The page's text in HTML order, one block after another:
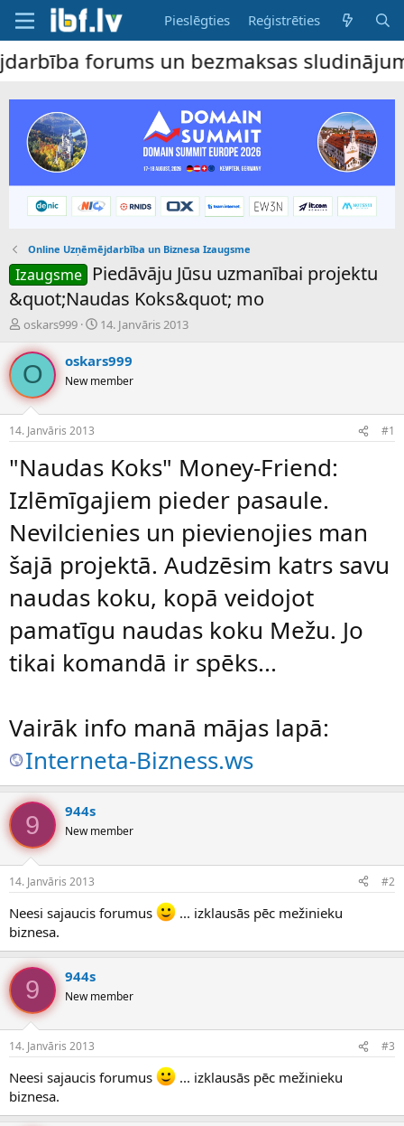
Pieslēgties Reģistrēties
forums un bezmaksas sludinājumu
Online Uzņēmējdarbība un Biznesa Izaugsme
Izaugsme
Piedāvāju Jūsu uzmanībai projektu
&quot;Naudas Koks&quot; mo
P
v
e
d
i
n
u
s
c
j
oskars999
S
k
m
a
u
s
14. Janvāris 2013
O oskars999
New member
14. Janvāris 2013 #1
"Naudas Koks" Money-Friend:
Izlēmīgajiem pieder pasaule.
Nevilcienies un pievienojies man
šajā projektā. Audzēsim katrs savu
naudas koku, kopā veidojot
pamatīgu naudas koku Mežu. Jo
tikai komandā ir spēks...
Vairāk info manā mājas lapā:
Interneta-Bizness.ws
9 944s
New member
14. Janvāris 2013 #2
Neesi sajaucis forumus
... izklausās pēc mežinieku
biznesa.
9 944s
New member
14. Janvāris 2013 #3
Neesi sajaucis forumus
... izklausās pēc mežinieku
biznesa.